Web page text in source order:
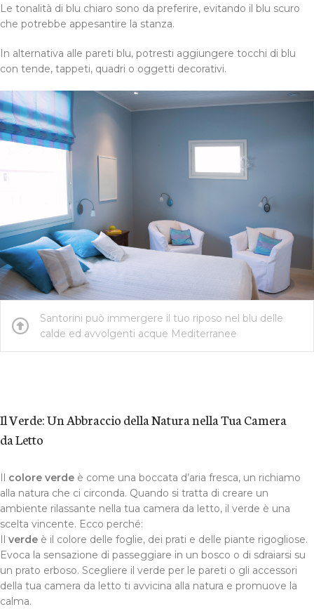
Le tonalità di blu chiaro sono da preferire, evitando il blu scuro
che potrebbe appesantire la stanza.
In alternativa alle pareti blu, potresti aggiungere tocchi di blu
con tende, tappeti, quadri o oggetti decorativi.
Santorini può immergere il tuo riposo nel blu delle
calde ed avvolgenti acque Mediterranee
Il Verde: Un Abbraccio della Natura nella Tua Camera
da Letto
Il colore verde è come una boccata d’aria fresca, un richiamo
alla natura che ci circonda. Quando si tratta di creare un
ambiente rilassante nella tua camera da letto, il verde è una
scelta vincente. Ecco perché:
Il verde è il colore delle foglie, dei prati e delle piante rigogliose.
Evoca la sensazione di passeggiare in un bosco o di sdraiarsi su
un prato erboso. Scegliere il verde per le pareti o gli accessori
della tua camera da letto ti avvicina alla natura e promuove la
calma.